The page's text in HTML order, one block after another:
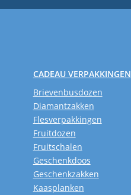
CADEAU VERPAKKINGEN
Brievenbusdozen
Diamantzakken
Flesverpakkingen
Fruitdozen
Fruitschalen
Geschenkdoos
Geschenkzakken
Kaasplanken